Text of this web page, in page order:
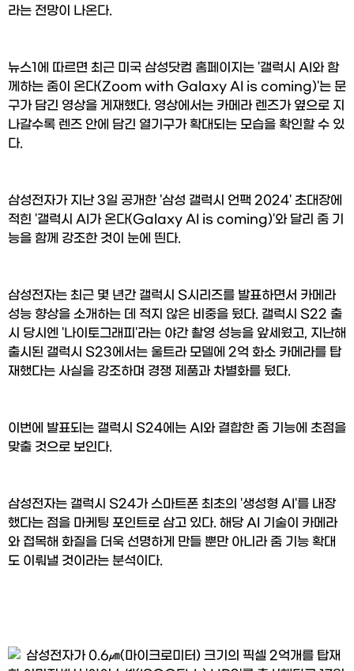
라는 전망이 나온다.
뉴스1에 따르면 최근 미국 삼성닷컴 홈페이지는 '갤럭시 AI와 함
께하는 줌이 온다(Zoom with Galaxy AI is coming)'는 문
구가 담긴 영상을 게재했다. 영상에서는 카메라 렌즈가 옆으로 지
나갈수록 렌즈 안에 담긴 열기구가 확대되는 모습을 확인할 수 있
다.
삼성전자가 지난 3일 공개한 '삼성 갤럭시 언팩 2024' 초대장에
적힌 '갤럭시 AI가 온다(Galaxy AI is coming)'와 달리 줌 기
능을 함께 강조한 것이 눈에 띈다.
삼성전자는 최근 몇 년간 갤럭시 S시리즈를 발표하면서 카메라
성능 향상을 소개하는 데 적지 않은 비중을 뒀다. 갤럭시 S22 출
시 당시엔 '나이토그래피'라는 야간 촬영 성능을 앞세웠고, 지난해
출시된 갤럭시 S23에서는 울트라 모델에 2억 화소 카메라를 탑
재했다는 사실을 강조하며 경쟁 제품과 차별화를 뒀다.
이번에 발표되는 갤럭시 S24에는 AI와 결합한 줌 기능에 초점을
맞출 것으로 보인다.
삼성전자는 갤럭시 S24가 스마트폰 최초의 '생성형 AI'를 내장
했다는 점을 마케팅 포인트로 삼고 있다. 해당 AI 기술이 카메라
와 접목해 화질을 더욱 선명하게 만들 뿐만 아니라 줌 기능 확대
도 이뤄낼 것이라는 분석이다.